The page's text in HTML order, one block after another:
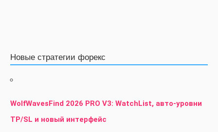
Новые стратегии форекс
WolfWavesFind 2026 PRO V3: WatchList, авто-уровни
TP/SL и новый интерфейс